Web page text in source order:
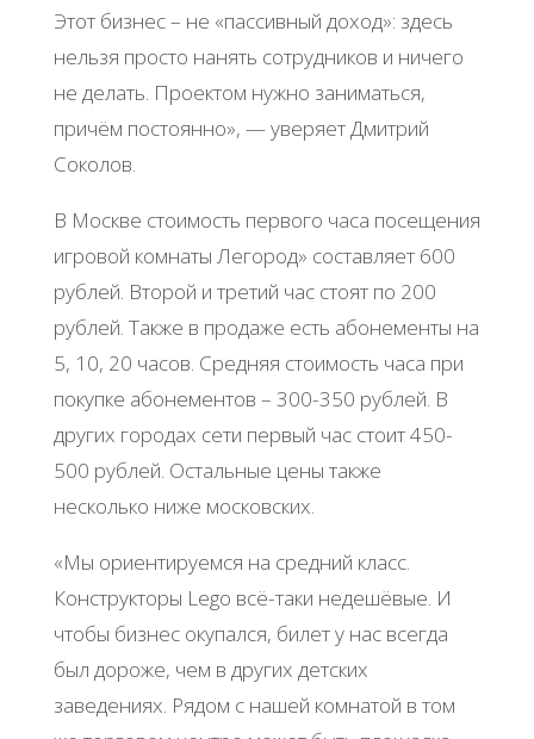
Этот бизнес – не «пассивный доход»: здесь
нельзя просто нанять сотрудников и ничего
не делать. Проектом нужно заниматься,
причём постоянно», — уверяет Дмитрий
Соколов.
В Москве стоимость первого часа посещения
игровой комнаты Легород» составляет 600
рублей. Второй и третий час стоят по 200
рублей. Также в продаже есть абонементы на
5, 10, 20 часов. Средняя стоимость часа при
покупке абонементов – 300-350 рублей. В
других городах сети первый час стоит 450-
500 рублей. Остальные цены также
несколько ниже московских.
«Мы ориентируемся на средний класс.
Конструкторы Lego всё-таки недешёвые. И
чтобы бизнес окупался, билет у нас всегда
был дороже, чем в других детских
заведениях. Рядом с нашей комнатой в том